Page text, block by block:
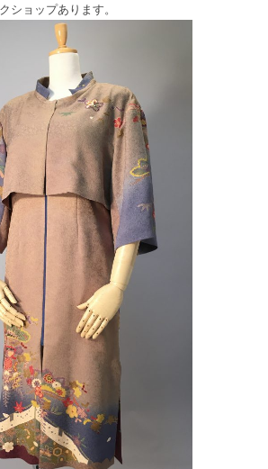
ショップあります。